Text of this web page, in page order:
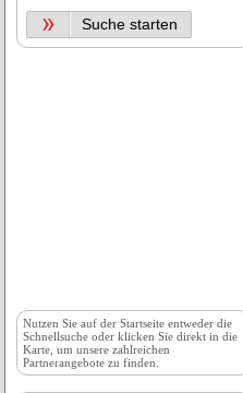
Nutzen Sie auf der Startseite entweder die
Schnellsuche oder klicken Sie direkt in die
Karte, um unsere zahlreichen
Partnerangebote zu finden.